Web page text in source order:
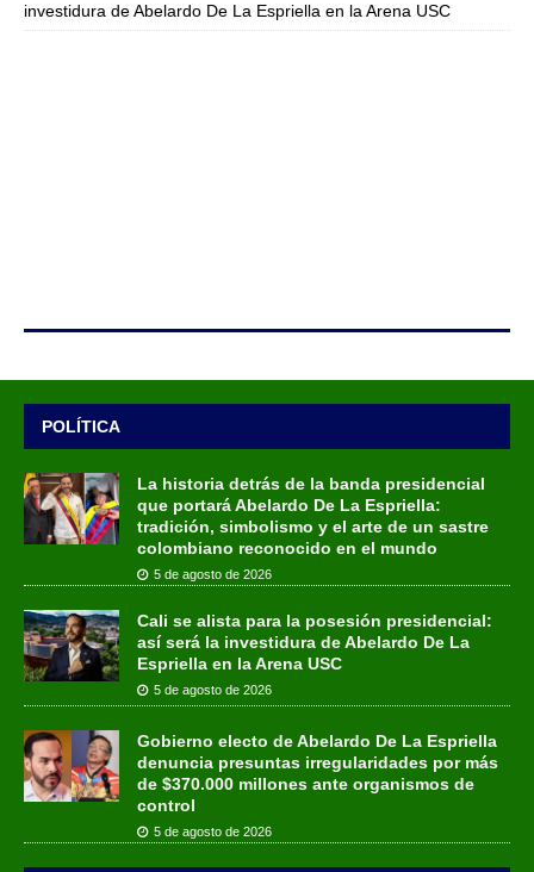
investidura de Abelardo De La Espriella en la Arena USC
POLÍTICA
La historia detrás de la banda presidencial
que portará Abelardo De La Espriella:
tradición, simbolismo y el arte de un sastre
colombiano reconocido en el mundo
5 de agosto de 2026
Cali se alista para la posesión presidencial:
así será la investidura de Abelardo De La
Espriella en la Arena USC
5 de agosto de 2026
Gobierno electo de Abelardo De La Espriella
denuncia presuntas irregularidades por más
de $370.000 millones ante organismos de
control
5 de agosto de 2026